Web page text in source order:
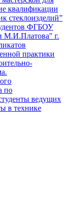
квалификации
стеклоизделий”
ФГБОУ
г.
практики
по
ведущих
в технике